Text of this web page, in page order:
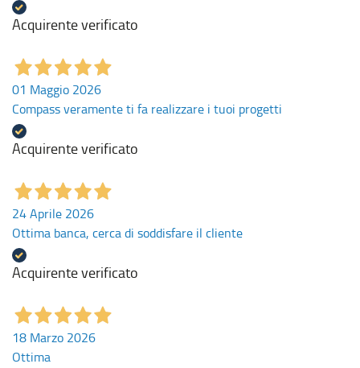
Acquirente verificato
01 Maggio 2026
Compass veramente ti fa realizzare i tuoi progetti
Acquirente verificato
24 Aprile 2026
Ottima banca, cerca di soddisfare il cliente
Acquirente verificato
18 Marzo 2026
Ottima